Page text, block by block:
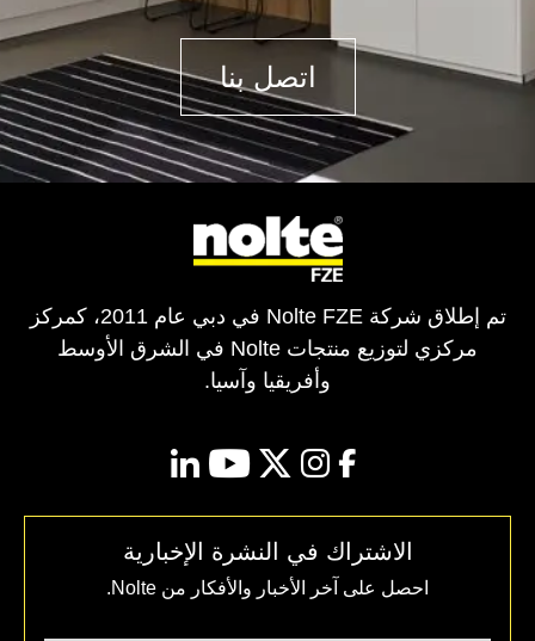
اتصل بنا
تم إطلاق شركة Nolte FZE في دبي عام 2011، كمركز
مركزي لتوزيع منتجات Nolte في الشرق الأوسط
وأفريقيا وآسيا.
facebook
instagram
twitter
youtube
linkedin
الاشتراك في النشرة الإخبارية
احصل على آخر الأخبار والأفكار من Nolte.